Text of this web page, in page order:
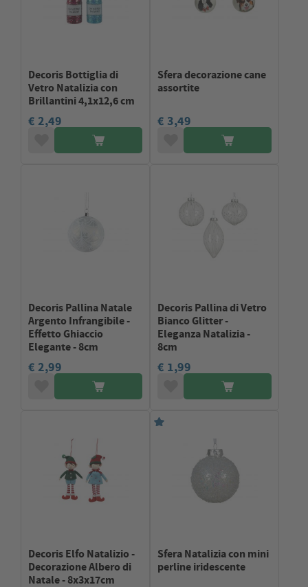
Decoris Bottiglia di
Vetro Natalizia con
Brillantini 4,1x12,6 cm
€ 2,49
Sfera decorazione cane
assortite
€ 3,49
Decoris Pallina Natale
Argento Infrangibile -
Effetto Ghiaccio
Elegante - 8cm
€ 2,99
Decoris Pallina di Vetro
Bianco Glitter -
Eleganza Natalizia -
8cm
€ 1,99
Decoris Elfo Natalizio -
Decorazione Albero di
Natale - 8x3x17cm
Sfera Natalizia con mini
perline iridescente